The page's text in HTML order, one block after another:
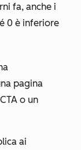
fa, anche i
0 è inferiore
pagina
o un
ai